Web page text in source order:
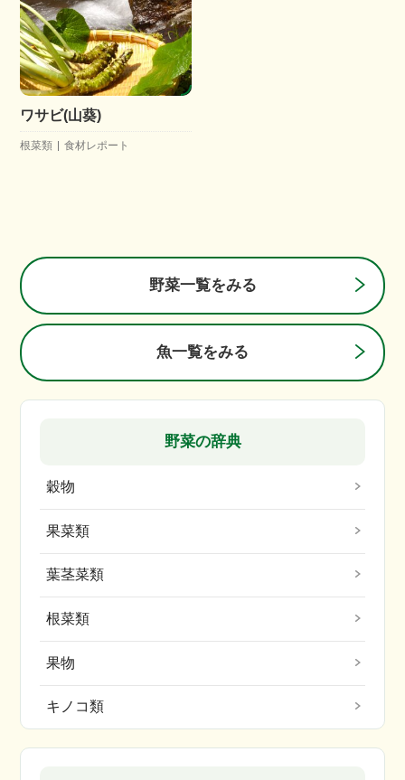
ワサビ(山葵)
根菜類 食材レポート
野菜一覧をみる
魚一覧をみる
野菜の辞典
穀物
果菜類
葉茎菜類
根菜類
果物
キノコ類